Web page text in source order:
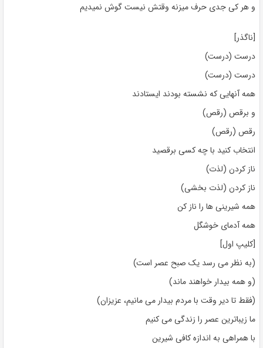
و هر کی جدی حرف میزنه وقتش نیست گوش نمیدیم
[ناگذر]
درست (درست)
درست (درست)
همه آنهایی که نشسته بودند ایستادند
و برقص (رقص)
رقص (رقص)
انتخاب کنید با چه کسی برقصید
ناز کردن (لذت)
ناز کردن (لذت بخشی)
همه شیرینی ها را ناز کن
همه آدمای خوشگل
[کلیپ اول]
(به نظر می رسد یک صبح عصر است)
(و همه بیدار خواهند ماند)
(فقط تا دیر وقت با مردم بیدار می مانیم، عزیزان)
ما زیباترین عصر را زندگی می کنیم
با همراهی به اندازه کافی شیرین